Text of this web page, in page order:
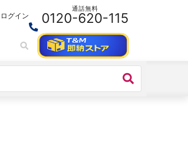
ログイン
通話無料
0120-620-115